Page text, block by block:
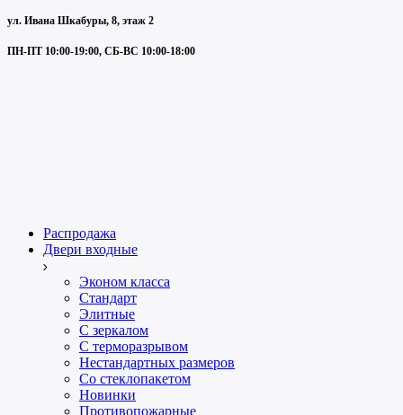
ул. Ивана Шкабуры, 8, этаж 2
ПН-ПТ 10:00-19:00, СБ-ВС 10:00-18:00
Распродажа
Двери входные
Эконом класса
Стандарт
Элитные
С зеркалом
С терморазрывом
Нестандартных размеров
Со стеклопакетом
Новинки
Противопожарные